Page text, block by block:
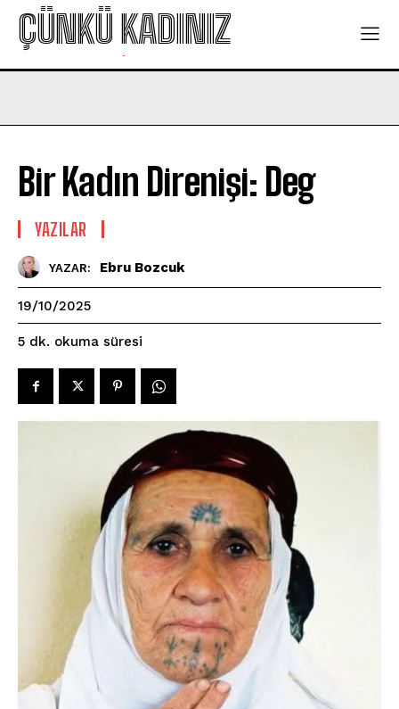
ÇÜNKÜ KADINIZ
-
Bir Kadın Direnişi: Deg
YAZILAR
YAZAR: Ebru Bozcuk
19/10/2025
5 dk. okuma süresi